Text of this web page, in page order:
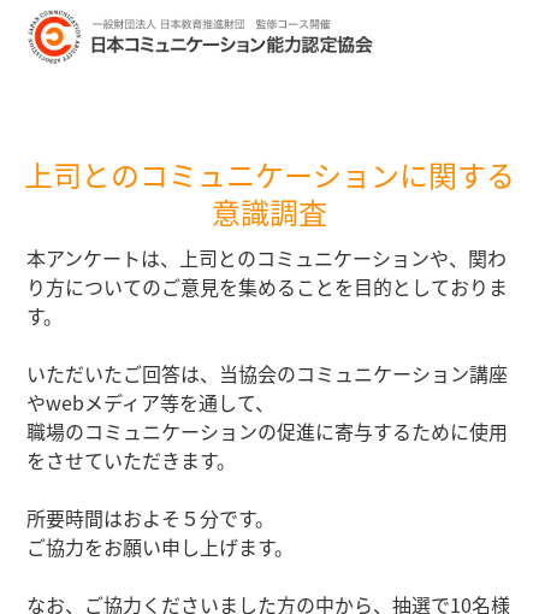
上司とのコミュニケーションに関する
意識調査
本アンケートは、上司とのコミュニケーションや、 関わ
り方についてのご意見を集めることを目的としておりま
す。
いただいたご回答は、当協会のコミュニケーション講座
やwebメディア等を通して、
職場のコミュニケーションの促進に寄与するために使用
をさせていただきます。
所要時間はおよそ５分です。
ご協力をお願い申し上げます。
なお、ご協力くださいました方の中から、抽選で10名様